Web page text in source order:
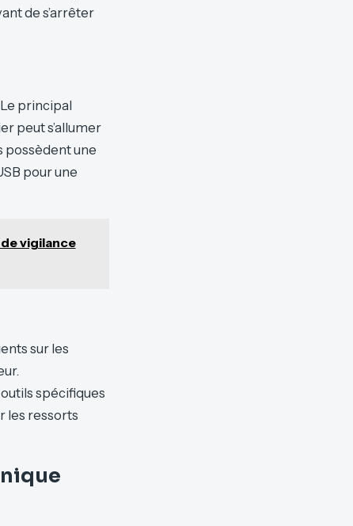
de s’arrêter
principal
peut s’allumer
possèdent une
pour une
vigilance
sur les
spécifiques
les ressorts